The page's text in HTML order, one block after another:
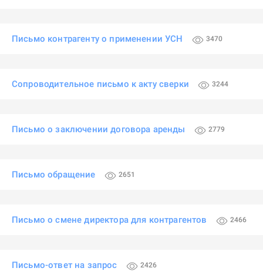
Письмо контрагенту о применении УСН 3470
Сопроводительное письмо к акту сверки 3244
Письмо о заключении договора аренды 2779
Письмо обращение 2651
Письмо о смене директора для контрагентов 2466
Письмо-ответ на запрос 2426